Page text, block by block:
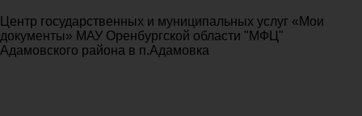
Центр государственных и муниципальных услуг «Мои
документы» МАУ Оренбургской области "МФЦ"
Адамовского района в п.Адамовка